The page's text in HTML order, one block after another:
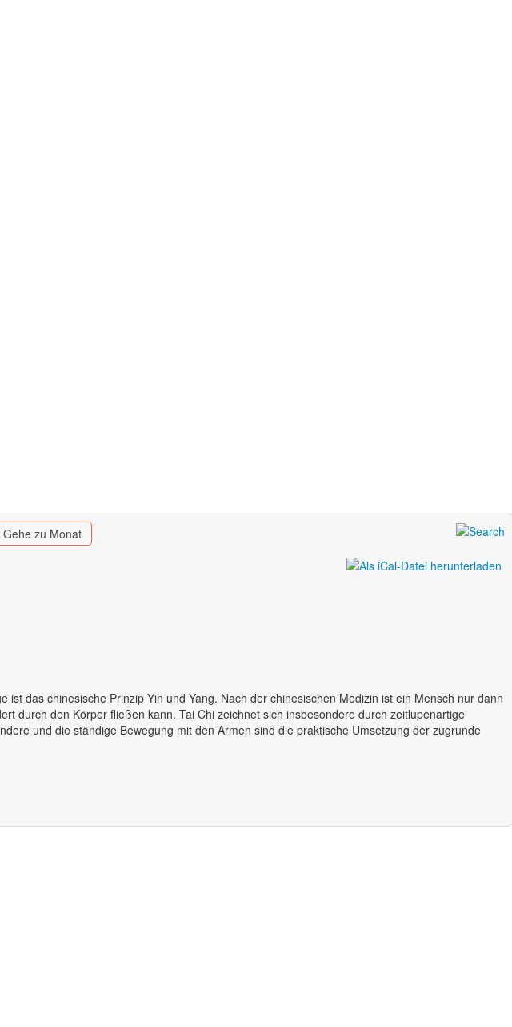
Gehe zu Monat
das chinesische Prinzip Yin und Yang. Nach der chinesischen Medizin ist ein Mensch nur dann
durch den Körper fließen kann. Tai Chi zeichnet sich insbesondere durch zeitlupenartige
und die ständige Bewegung mit den Armen sind die praktische Umsetzung der zugrunde